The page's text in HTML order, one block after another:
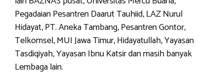
Pegadaian Pesantren Daarut Tauhiid, LAZ Nurul
Hidayat, PT. Aneka Tambang, Pesantren Gontor,
Telkomsel, MUI Jawa Timur, Hidayatullah, Yayasan
Tasdiqiyah, Yayasan Ibnu Katsir dan masih banyak
Lembaga lain.